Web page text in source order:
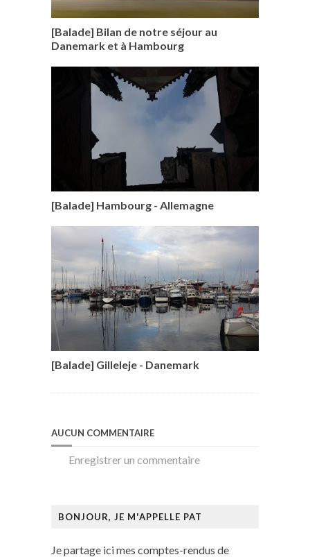
[Balade] Bilan de notre séjour au
Danemark et à Hambourg
[Balade] Hambourg - Allemagne
[Balade] Gilleleje - Danemark
AUCUN COMMENTAIRE
Enregistrer un commentaire
BONJOUR, JE M'APPELLE PAT
Je partage ici mes comptes-rendus de